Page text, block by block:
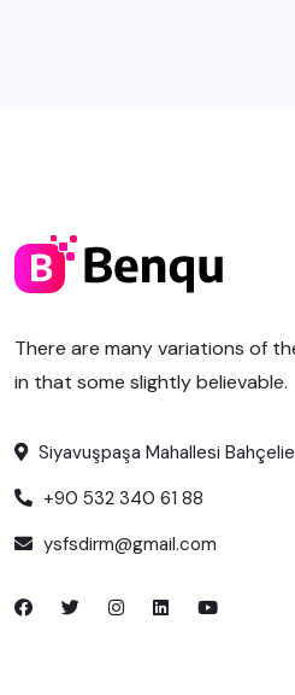
There are many variations of
in that some slightly believable.
Siyavuşpaşa Mahallesi
+90 532 340 61 88
ysfsdirm@gmail.com